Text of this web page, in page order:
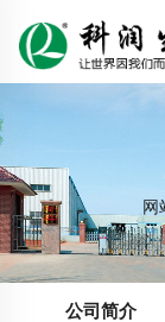
网
公司简介